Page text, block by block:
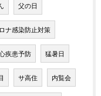
父の日
ナ感染防止対策
疾患予防 猛暑日
サ高住 内覧会